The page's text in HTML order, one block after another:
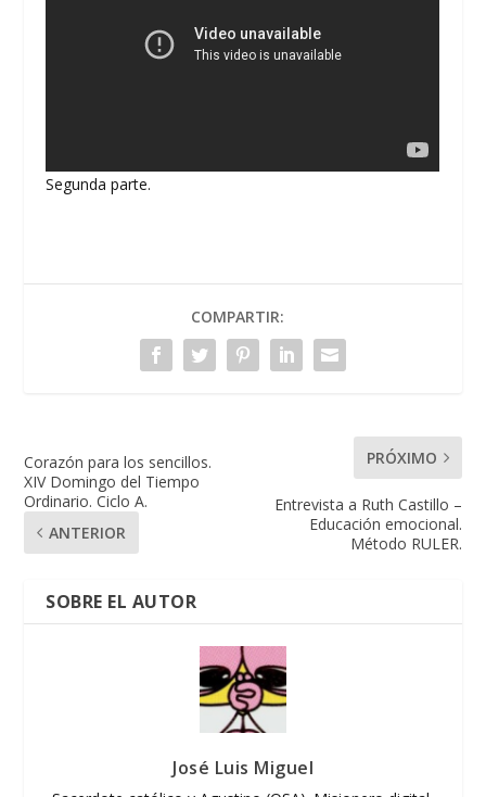
Segunda parte.
COMPARTIR:
Corazón para los sencillos.
XIV Domingo del Tiempo
Ordinario. Ciclo A.
ANTERIOR
PRÓXIMO
Entrevista a Ruth Castillo –
Educación emocional.
Método RULER.
SOBRE EL AUTOR
José Luis Miguel